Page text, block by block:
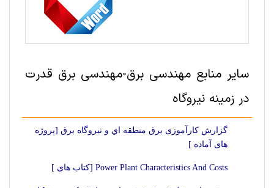
سایر منابع مهندسی برق-مهندسی برق قدرت
در زمینه نیروگاه
گزارش کارآموزی برق منطقه اي و نيروگاه برق [پروژه
های آماده ]
Power Plant Characteristics And Costs [کتاب های ]